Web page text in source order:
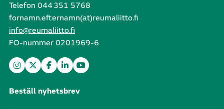
Telefon 044 351 5768
fornamn.efternamn(at)reumaliitto.fi
info@reumaliitto.fi
FO-nummer 0201969-6
Beställ nyhetsbrev